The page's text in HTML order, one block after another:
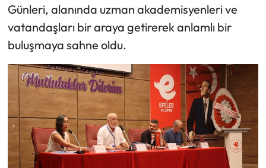
Günleri, alanında uzman akademisyenleri ve
vatandaşları bir araya getirerek anlamlı bir
buluşmaya sahne oldu.